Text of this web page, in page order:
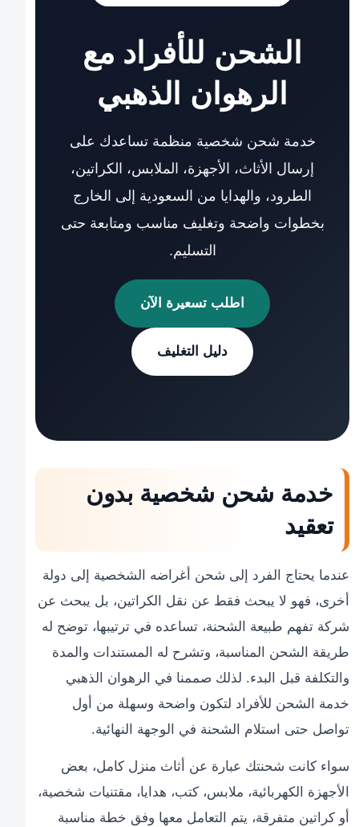
الشحن للأفراد مع
الرهوان الذهبي
خدمة شحن شخصية منظمة تساعدك على
إرسال الأثاث، الأجهزة، الملابس، الكراتين،
الطرود، والهدايا من السعودية إلى الخارج
بخطوات واضحة وتغليف مناسب ومتابعة حتى
التسليم.
اطلب تسعيرة الآن
دليل التغليف
خدمة شحن شخصية بدون
تعقيد
عندما يحتاج الفرد إلى شحن أغراضه الشخصية إلى دولة
أخرى، فهو لا يبحث فقط عن نقل الكراتين، بل يبحث عن
شركة تفهم طبيعة الشحنة، تساعده في ترتيبها، توضح له
طريقة الشحن المناسبة، وتشرح له المستندات والمدة
والتكلفة قبل البدء. لذلك صممنا في الرهوان الذهبي
خدمة الشحن للأفراد لتكون واضحة وسهلة من أول
تواصل حتى استلام الشحنة في الوجهة النهائية.
سواء كانت شحنتك عبارة عن أثاث منزل كامل، بعض
الأجهزة الكهربائية، ملابس، كتب، هدايا، مقتنيات شخصية،
أو كراتين متفرقة، يتم التعامل معها وفق خطة مناسبة